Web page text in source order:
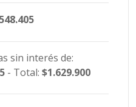
sin interés de:
- Total: $1.629.900